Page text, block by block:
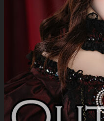
Idealian 72/75 男体
Idealian 68 女体
Idealian 51 男体
其他配饰品
娃娃支架ㆍ棉包
化妆保养品
保养工具
组装工具
化妆工具
修正工具
眼睫毛